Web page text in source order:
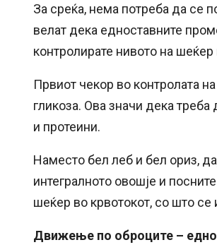
За среќа, нема потреба да се
велат дека едноставните
контролирате нивото на шеќер
Првиот чекор во контролата
гликоза. Ова значи дека
и протеини.
Наместо бел леб и бел ориз,
интегралното овошје и
шеќер во крвотокот, со што се
Движење по оброците –